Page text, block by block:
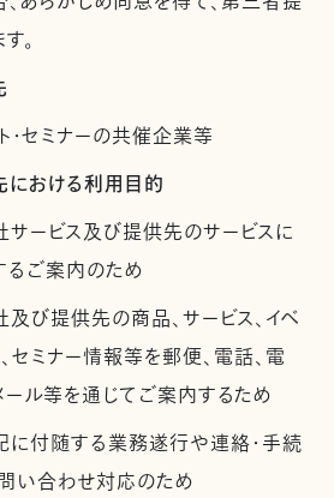
。
・セミナーの共催企業等
おける利用目的
サービス及び提供先のサービスに
るご案内のため
及び提供先の商品、サービス、イベ
セミナー情報等を郵便、電話、電
ール等を通じてご案内するため
に付随する業務遂行や連絡・手続
問い合わせ対応のため